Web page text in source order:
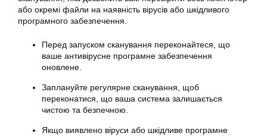
або окремі файли на наявність вірусів або шкідливого
програмного забезпечення.
Перед запуском сканування переконайтеся, що
ваше антивірусне програмне забезпечення
оновлене.
Заплануйте регулярне сканування, щоб
переконатися, що ваша система залишається
чистою та безпечною.
Якщо виявлено віруси або шкідливе програмне